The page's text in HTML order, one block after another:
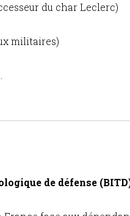
du char Leclerc)
militaires)
de défense